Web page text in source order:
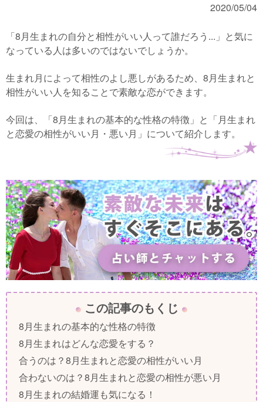
2020/05/04
「8月生まれの自分と相性がいい人って誰だろう...」と気に
なっている人は多いのではないでしょうか。
生まれ月によって相性のよし悪しがあるため、8月生まれと
相性がいい人を知ることで素敵な恋ができます。
今回は、「8月生まれの基本的な性格の特徴」と「月生まれ
と恋愛の相性がいい月・悪い月」について紹介します。
この記事のもくじ
8月生まれの基本的な性格の特徴
8月生まれはどんな恋愛をする？
合うのは？8月生まれと恋愛の相性がいい月
合わないのは？8月生まれと恋愛の相性が悪い月
8月生まれの結婚運も気になる！